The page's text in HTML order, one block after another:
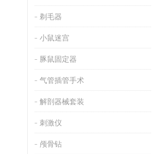
剃毛器
小鼠迷宫
豚鼠固定器
气管插管手术
解剖器械套装
刺激仪
颅骨钻